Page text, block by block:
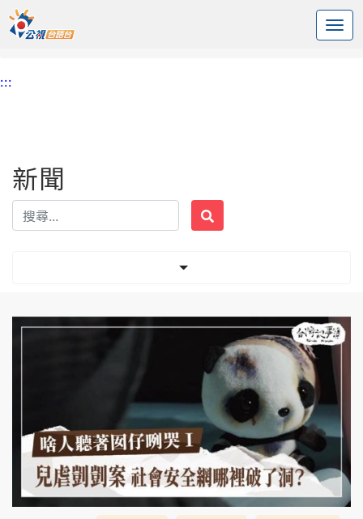
中央內容區塊
頭頁 標籤 中華民國兒童權益促進協會
:::
新聞